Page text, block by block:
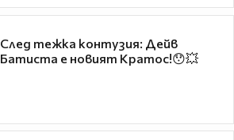
След тежка контузия: Дейв
Батиста е новият Кратос!😯💥